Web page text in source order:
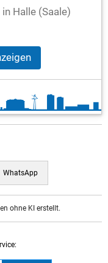
Halle (Saale)
WhatsApp
ohne KI erstellt.